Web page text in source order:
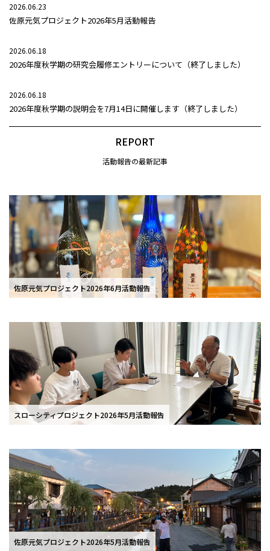
2026.06.23
佐原元気プロジェクト2026年5月活動報告
2026.06.18
2026年度秋学期の研究会履修エントリーについて（終了しました）
2026.06.18
2026年度秋学期の説明会を7月14日に開催します（終了しました）
REPORT
活動報告の最新記事
佐原元気プロジェクト2026年6月活動報告
スローシティプロジェクト2026年5月活動報告
佐原元気プロジェクト2026年5月活動報告